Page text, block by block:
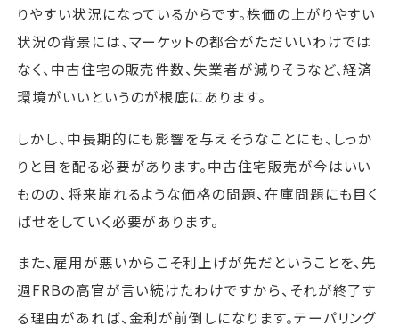
りやすい状況になっているからです。株価の上がりやすい
状況の背景には、マーケットの都合がただいいわけでは
なく、中古住宅の販売件数、失業者が減りそうなど、経済
環境がいいというのが根底にあります。
しかし、中長期的にも影響を与えそうなことにも、しっか
りと目を配る必要があります。中古住宅販売が今はいい
ものの、将来崩れるような価格の問題、在庫問題にも目く
ばせをしていく必要があります。
また、雇用が悪いからこそ利上げが先だということを、先
週FRBの高官が言い続けたわけですから、それが終了す
る理由があれば、金利が前倒しになります。テーパリング